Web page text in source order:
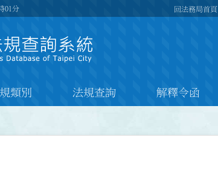
01分 回法務局首頁
類別 法規查詢 解釋令函